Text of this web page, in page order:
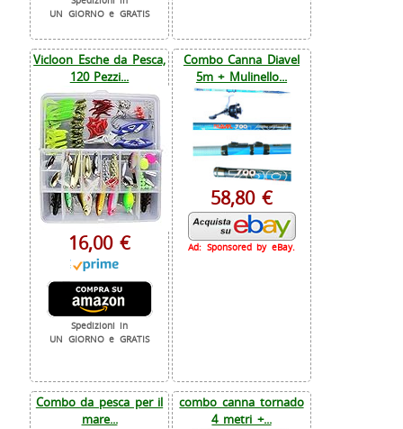
UN GIORNO e GRATIS
Vicloon Esche da Pesca,
120 Pezzi...
16,00 €
Spedizioni in
UN GIORNO e GRATIS
Combo Canna Diavel
5m + Mulinello...
58,80 €
Ad: Sponsored by eBay.
Combo da pesca per il
mare...
combo canna tornado
4 metri +...